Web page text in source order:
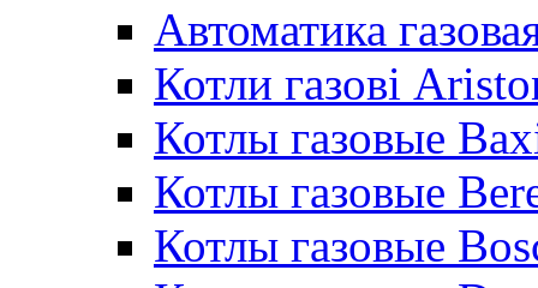
Автоматика
Котли газові
Котлы газовые
Котлы газовые
Котлы газовые